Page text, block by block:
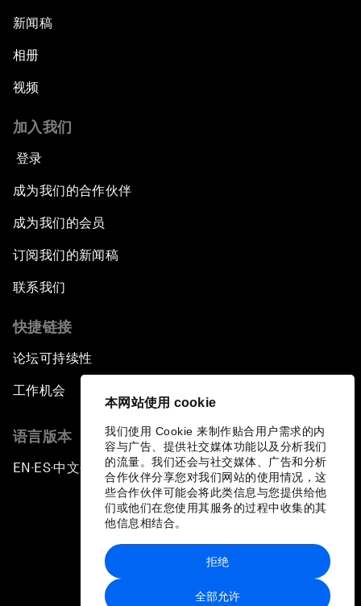
本网站使用 cookie
我们使用 Cookie 来制作贴合用户需求的内
容与广告、提供社交媒体功能以及分析我们
的流量。我们还会与社交媒体、广告和分析
合作伙伴分享您对我们网站的使用情况，这
些合作伙伴可能会将此类信息与您提供给他
们或他们在您使用其服务的过程中收集的其
他信息相结合。
全部允许
拒绝
新闻稿
相册
视频
加入我们
登录
成为我们的合作伙伴
成为我们的会员
订阅我们的新闻稿
联系我们
快捷链接
论坛可持续性
工作机会
语言版本
EN ▪ES▪中文▪ 日本語